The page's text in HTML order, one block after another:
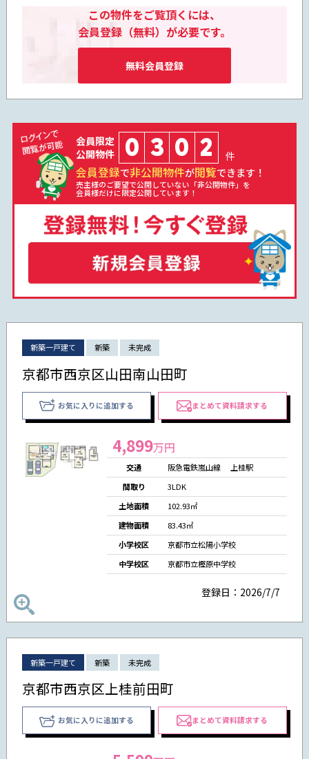
この物件をご覧頂くには、
会員登録（無料）が必要です。
無料会員登録
会員限定
公開物件
0 3 0 2 件
会員登録で非公開物件が閲覧できます！
売主様のご要望で公開していない「非公開物件」を
会員様だけに限定公開しています！
新築一戸建て 新築 未完成
京都市西京区山田南山田町
お気に入りに追加する まとめて資料請求する
4,899万円
交通
阪急電鉄嵐山線 上桂駅
間取り
3LDK
土地面積
102.93㎡
建物面積
83.43㎡
小学校区
京都市立松陽小学校
中学校区
京都市立樫原中学校
登録日：2026/7/7
新築一戸建て 新築 未完成
京都市西京区上桂前田町
お気に入りに追加する まとめて資料請求する